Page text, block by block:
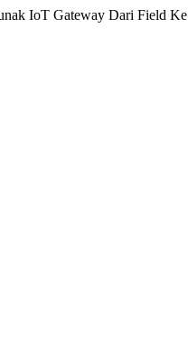
IoT Gateway Dari Field